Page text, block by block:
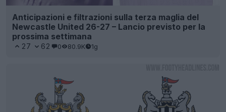
Anticipazioni e filtrazioni sulla terza maglia del
Newcastle United 26-27 – Lancio previsto per la
prossima settimana
27 62 0 80.9K 1g